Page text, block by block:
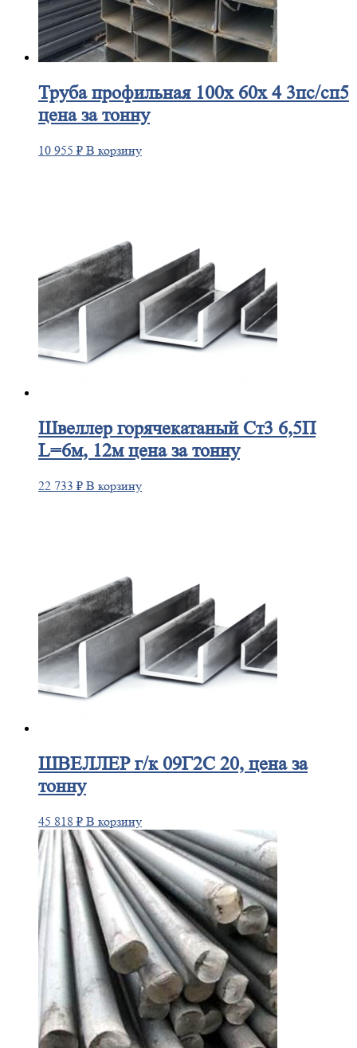
Трубапрофильная 100х 60х 4 3пс/сп5
цена за тонну
10 955 ₽ В корзину
Швеллергорячекатаный Ст3 6,5П
L=6м, 12м цена за тонну
22 733 ₽ В корзину
ШВЕЛЛЕРг/к 09Г2С 20, цена за
тонну
45 818 ₽ В корзину